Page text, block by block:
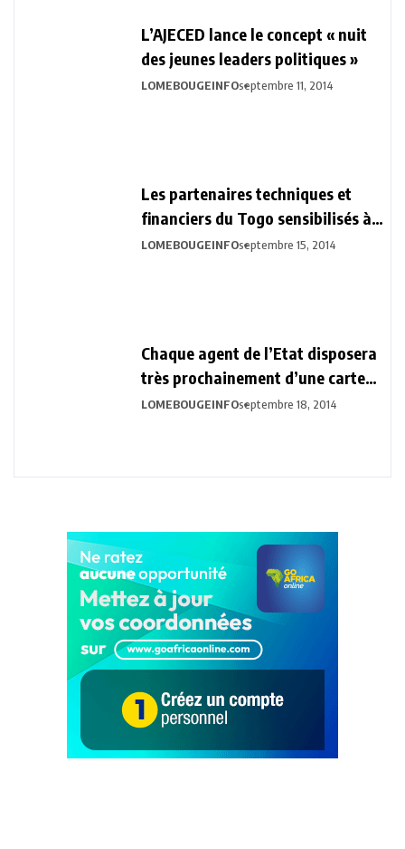
L’AJECED lance le concept « nuit
des jeunes leaders politiques »
LOMEBOUGEINFOseptembre 11, 2014
Les partenaires techniques et
financiers du Togo sensibilisés à
la Vision Togo 2030
LOMEBOUGEINFOseptembre 15, 2014
Chaque agent de l’Etat disposera
très prochainement d’une carte
biométrique professionnelle.
LOMEBOUGEINFOseptembre 18, 2014